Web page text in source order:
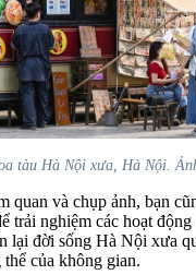
tàu Hà Nội xưa, Hà Nội.
quan và chụp ảnh, bạn
trải nghiệm các hoạt động
lại đời sống Hà Nội xưa
của không gian.